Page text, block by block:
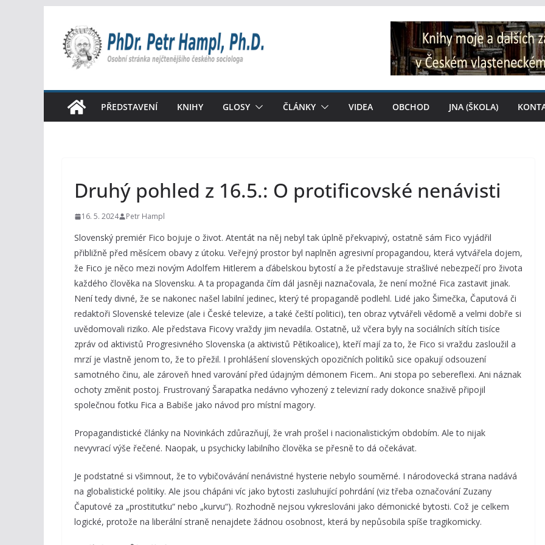
obsah
PŘEDSTAVENÍ KNIHY GLOSY ČLÁNKY VIDEA OBCHOD JNA (ŠKOLA)
Druhý pohled z 16.5.: O protificovské nenávisti
16. 5. 2024 Petr Hampl
Slovenský premiér Fico bojuje o život. Atentát na něj nebyl tak úplně překvapivý, ostatně sám Fico vyjádřil
přibližně před měsícem obavy z útoku. Veřejný prostor byl naplněn agresivní propagandou, která vytvářela dojem,
že Fico je něco mezi novým Adolfem Hitlerem a ďábelskou bytostí a že představuje strašlivé nebezpečí pro života
každého člověka na Slovensku. A ta propaganda čím dál jasněji naznačovala, že není možné Fica zastavit jinak.
Není tedy divné, že se nakonec našel labilní jedinec, který té propagandě podlehl. Lidé jako Šimečka, Čaputová či
redaktoři Slovenské televize (ale i České televize, a také čeští politici), ten obraz vytvářeli vědomě a velmi dobře si
uvědomovali riziko. Ale představa Ficovy vraždy jim nevadila. Ostatně, už včera byly na sociálních sítích tisíce
zpráv od aktivistů Progresivného Slovenska (a aktivistů Pětikoalice), kteří mají za to, že Fico si vraždu zasloužil a
mrzí je vlastně jenom to, že to přežil. I prohlášení slovenských opozičních politiků sice opakují odsouzení
samotného činu, ale zároveň hned varování před údajným démonem Ficem.. Ani stopa po sebereflexi. Ani náznak
ochoty změnit postoj. Frustrovaný Šarapatka nedávno vyhozený z televizní rady dokonce snaživě připojil
společnou fotku Fica a Babiše jako návod pro místní magory.
Propagandistické články na Novinkách zdůrazňují, že vrah prošel i nacionalistickým obdobím. Ale to nijak
nevyvrací výše řečené. Naopak, u psychicky labilního člověka se přesně to dá očekávat.
Je podstatné si všimnout, že to vybičovávání nenávistné hysterie nebylo souměrné. I národovecká strana nadává
na globalistické politiky. Ale jsou chápáni víc jako bytosti zasluhující pohrdání (viz třeba označování Zuzany
Čaputové za „prostitutku“ nebo „kurvu“). Rozhodně nejsou vykreslováni jako démonické bytosti. Což je celkem
logické, protože na liberální straně nenajdete žádnou osobnost, která by nepůsobila spíše tragikomicky.